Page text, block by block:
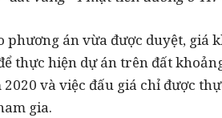
phương án vừa được duyệt, giá
thực hiện dự án trên đất
2020 và việc đấu giá chỉ được
gia.